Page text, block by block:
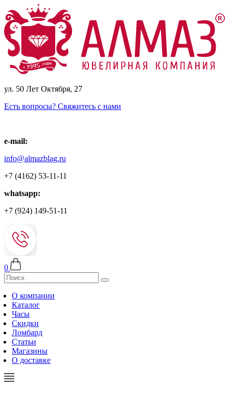
ул. 50 Лет Октября, 27
Есть вопросы? Свяжитесь с нами
e-mail:
info@almazblag.ru
+7 (4162) 53-11-11
whatsapp:
+7 (924) 149-51-11
0
О компании
Каталог
Часы
Скидки
Ломбард
Статьи
Магазины
О доставке